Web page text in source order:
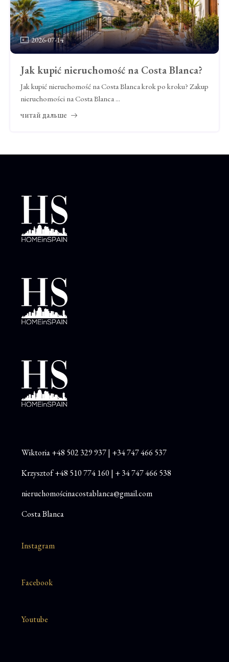
2026-07-14
Jak kupić nieruchomość na Costa Blanca?
Jak kupić nieruchomość na Costa Blanca krok po kroku? Zakup
nieruchomości na Costa Blanca ...
читай дальше
Wiktoria+48 502 329 937| +34 747 466 537
Krzysztof+48 510 774 160 | + 34 747 466 538
nieruchomościnacostablanca@gmail.com
Costa Blanca
Instagram
Facebook
Youtube